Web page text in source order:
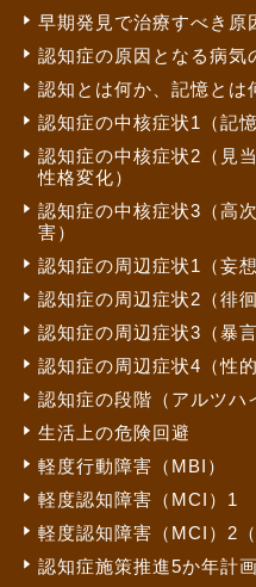
早期発見で治療すべき原
認知症の原因となる病気
認知とは何か、記憶とは
認知症の中核症状1（記憶
認知症の中核症状2（見
性格変化）
認知症の中核症状3（高
害）
認知症の周辺症状1（妄
認知症の周辺症状2（徘
認知症の周辺症状3（暴
認知症の周辺症状4（性
認知症の段階（アルツハ
生活上の危険回避
軽度行動障害（MBI）
軽度認知障害（MCI）1
軽度認知障害（MCI）2
認知症施策推進5か年計